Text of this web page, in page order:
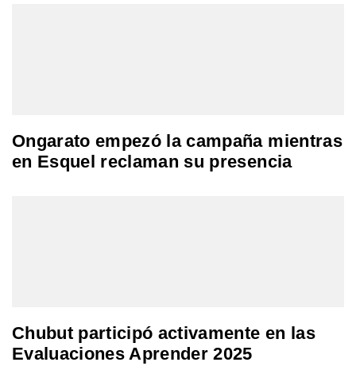
Ongarato empezó la campaña mientras
en Esquel reclaman su presencia
Chubut participó activamente en las
Evaluaciones Aprender 2025